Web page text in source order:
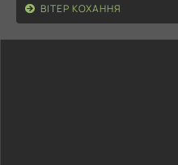
ВІТЕР КОХАННЯ